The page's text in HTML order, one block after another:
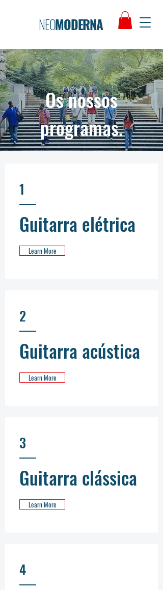
NEOMODERNA
Os nossos
programas.
1
Guitarra elétrica
Learn More
2
Guitarra acústica
Learn More
3
Guitarra clássica
Learn More
4